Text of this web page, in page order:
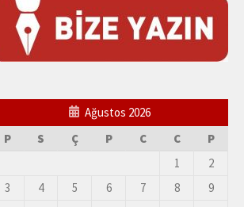
Ağustos 2026
P
S Ç P C C
P
1
2
3
4 5 6 7 8
9